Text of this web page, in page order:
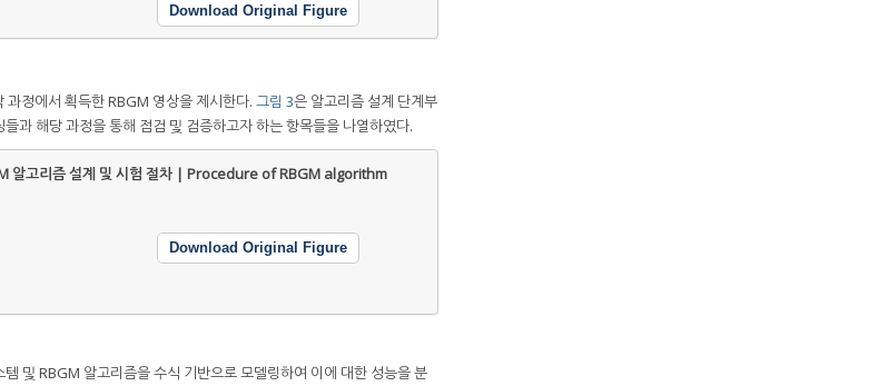
Download Original Figure
정에서 획득한 RBGM 영상을 제시한다. 그림 3은 알고리즘 설계 단계부
과 해당 과정을 통해 점검 및 검증하고자 하는 항목들을 나열하였다.
알고리즘 설계 및 시험 절차 | Procedure of RBGM algorithm
Download Original Figure
RBGM 알고리즘을 수식 기반으로 모델링하여 이에 대한 성능을 분